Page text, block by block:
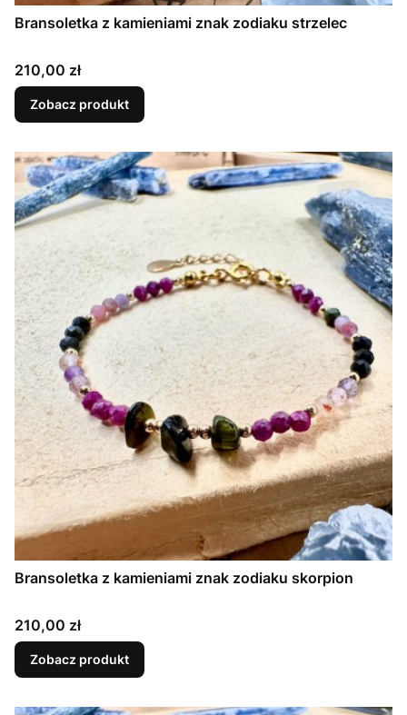
Bransoletka z kamieniami znak zodiaku strzelec
Cena
210,00 zł
Zobacz produkt
Bransoletka z kamieniami znak zodiaku skorpion
Cena
210,00 zł
Zobacz produkt